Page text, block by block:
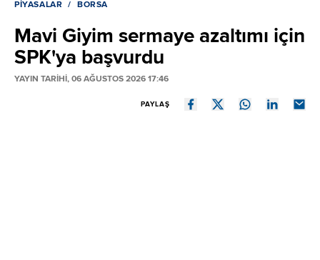
PIYASALAR BORSA
Mavi Giyim sermaye azaltımı için
SPK'ya başvurdu
YAYIN TARİHİ, 06 AĞUSTOS 2026 17:46
PAYLAŞ